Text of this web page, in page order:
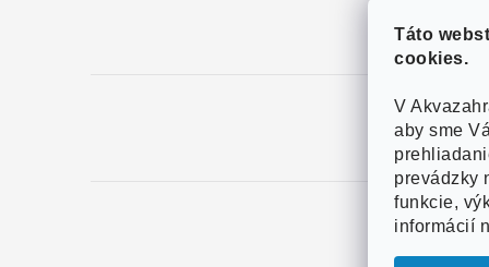
Táto
cookies.
V
aby sme
prevádzky
funkcie,
informácií